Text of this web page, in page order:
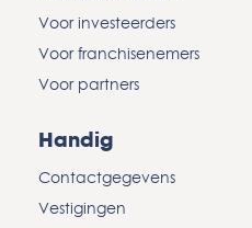
Voor investeerders
Voor franchisenemers
Voor partners
Handig
Contactgegevens
Vestigingen